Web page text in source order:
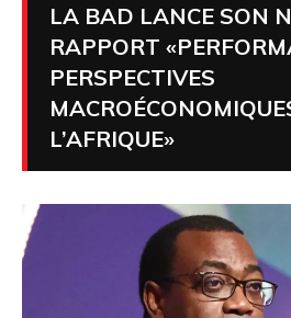
LA BAD LANCE SON
RAPPORT
PERSPECTIVES
L’AFRIQUE»